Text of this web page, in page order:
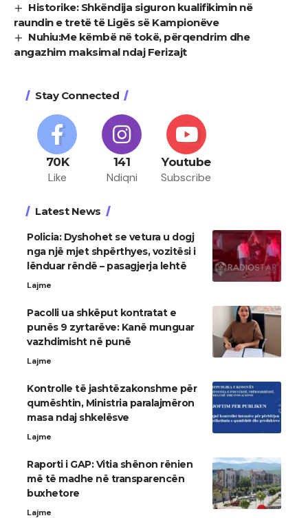
Historike: Shkëndija siguron kualifikimin në
raundin e tretë të Ligës së Kampionëve
Nuhiu:Me këmbë në tokë, përqendrim dhe
angazhim maksimal ndaj Ferizajt
Stay Connected
70K
Like
141
Ndiqni
Youtube
Subscribe
Latest News
Policia: Dyshohet se vetura u dogj
nga një mjet shpërthyes, vozitësi i
lënduar rëndë – pasagjerja lehtë
Lajme
Pacolli ua shkëput kontratat e
punës 9 zyrtarëve: Kanë munguar
vazhdimisht në punë
Lajme
Kontrolle të jashtëzakonshme për
qumështin, Ministria paralajmëron
masa ndaj shkelësve
Lajme
Raporti i GAP: Vitia shënon rënien
më të madhe në transparencën
buxhetore
Lajme